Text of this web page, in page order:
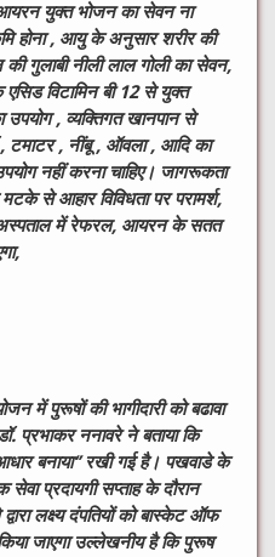
आयरन युक्त भोजन का सेवन ना
होना , आयु के अनुसार शरीर की
गुलाबी नीली लाल गोली का सेवन,
विटामिन बी 12 से युक्त
, व्यक्तिगत खानपान से
, टमाटर , नींबू , ऑवला , आदि का
नहीं करना चाहिए। जागरूकता
से आहार विविधता पर परामर्श,
अस्पताल में रेफरल, आयरन के सतत
में पुरूषों की भागीदारी को बढावा
प्रभाकर ननावरे ने बताया कि
बनाया‘’ रखी गई है। पखवाडे के
प्रदायगी सप्ताह के दौरान
लक्ष्य दंपतियों को बास्केट ऑफ
जाएगा उल्लेखनीय है कि पुरूष